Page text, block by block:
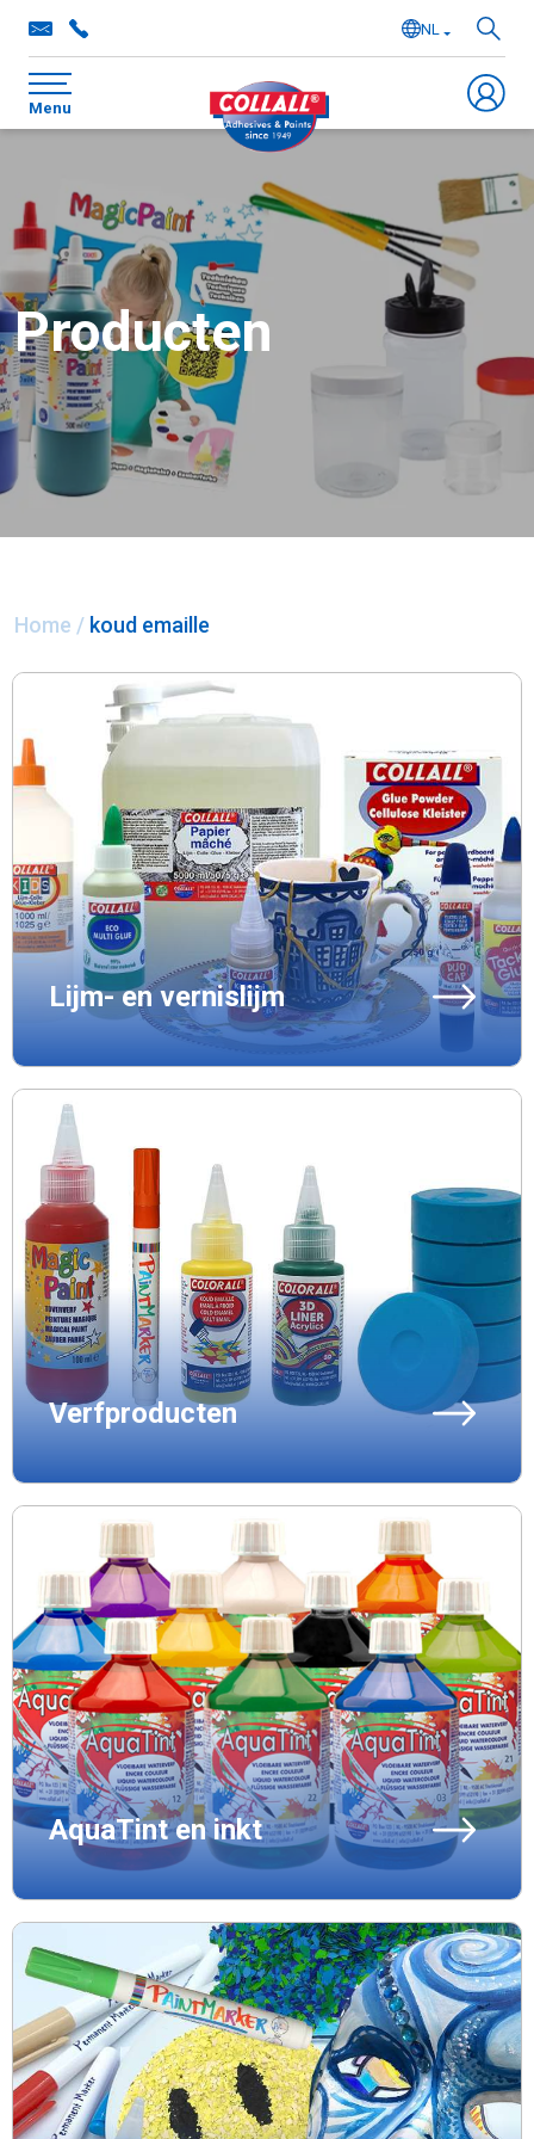
NL
Menu
Producten
Home / koud emaille
Lijm- en vernislijm
Verfproducten
AquaTint en inkt